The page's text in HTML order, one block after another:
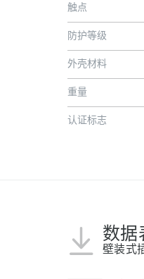
触点
防护等级
外壳材料
重量
认证标志
数据
壁装式